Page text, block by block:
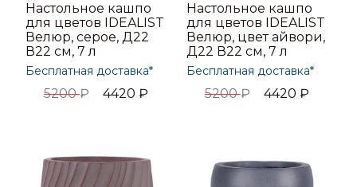
Настольное кашпо
для цветов IDEALIST
Велюр, серое, Д22
В22 см, 7 л
Бесплатная доставка*
5200₽ 4420₽
Настольное кашпо
для цветов IDEALIST
Велюр, цвет айвори,
Д22 В22 см, 7 л
Бесплатная доставка*
5200₽ 4420 ₽